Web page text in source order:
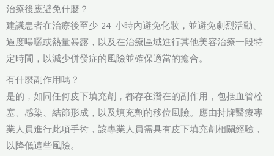
治療後應避免什麼？
建議患者在治療後至少 24 小時內避免化妝，並避免劇烈活動、
過度曝曬或熱量暴露，以及在治療區域進行其他美容治療一段特
定時間，以減少併發症的風險並確保適當的癒合。
有什麼副作用嗎？
是的，如同任何皮下填充劑，都存在潛在的副作用，包括血管栓
塞、感染、結節形成，以及填充劑的移位風險。應由持牌醫療專
業人員進行此項手術，該專業人員需具有皮下填充劑相關經驗，
以降低這些風險。